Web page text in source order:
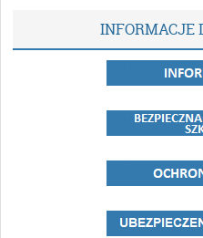
INFORMACJE